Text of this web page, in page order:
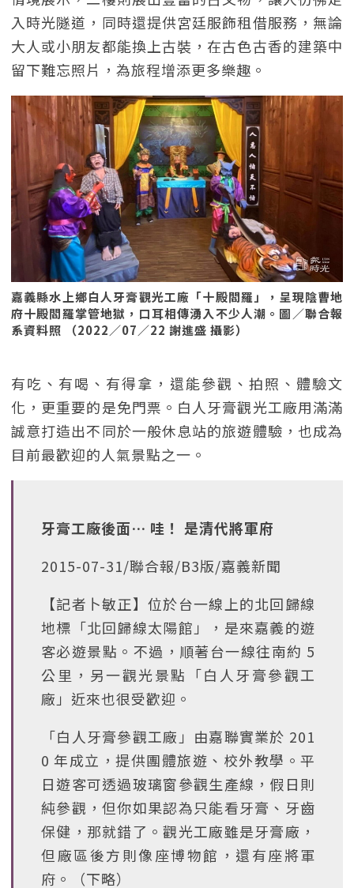
入時光隧道，同時還提供宮廷服飾租借服務，無論
大人或小朋友都能換上古裝，在古色古香的建築中
留下難忘照片，為旅程增添更多樂趣。
嘉義縣水上鄉白人牙膏觀光工廠「十殿閻羅」，呈現陰曹地
府十殿閻羅掌管地獄，口耳相傳湧入不少人潮。圖／聯合報
系資料照 （2022／07／22 謝進盛 攝影）
有吃、有喝、有得拿，還能參觀、拍照、體驗文
化，更重要的是免門票。白人牙膏觀光工廠用滿滿
誠意打造出不同於一般休息站的旅遊體驗，也成為
目前最歡迎的人氣景點之一。
牙膏工廠後面… 哇！ 是清代將軍府
2015-07-31/聯合報/B3版/嘉義新聞
【記者卜敏正】位於台一線上的北回歸線
地標「北回歸線太陽館」，是來嘉義的遊
客必遊景點。不過，順著台一線往南約 5
公里，另一觀光景點「白人牙膏參觀工
廠」近來也很受歡迎。
「白人牙膏參觀工廠」由嘉聯實業於 201
0 年成立，提供團體旅遊、校外教學。平
日遊客可透過玻璃窗參觀生產線，假日則
純參觀，但你如果認為只能看牙膏、牙齒
保健，那就錯了。觀光工廠雖是牙膏廠，
但廠區後方則像座博物館，還有座將軍
府。（下略）